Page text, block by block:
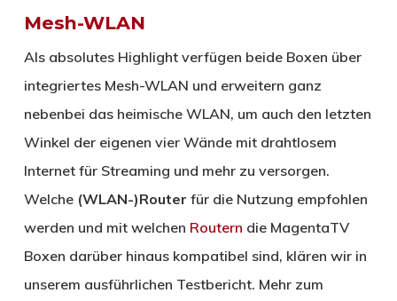
Mesh-WLAN
Als absolutes Highlight verfügen beide Boxen über
integriertes Mesh-WLAN und erweitern ganz
nebenbei das heimische WLAN, um auch den letzten
Winkel der eigenen vier Wände mit drahtlosem
Internet für Streaming und mehr zu versorgen.
Welche (WLAN-)Router für die Nutzung empfohlen
werden und mit welchen Routern die MagentaTV
Boxen darüber hinaus kompatibel sind, klären wir in
unserem ausführlichen Testbericht. Mehr zum